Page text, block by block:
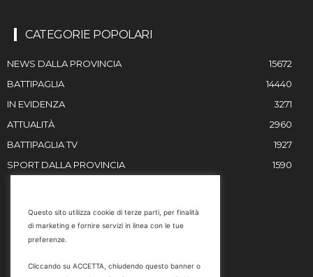
CATEGORIE POPOLARI
NEWS DALLA PROVINCIA
15672
BATTIPAGLIA
14440
IN EVIDENZA
3271
ATTUALITÀ
2960
BATTIPAGLIA TV
1927
SPORT DALLA PROVINCIA
1590
Email
marketing@battipaglia1929.it
Questo sito utilizza cookie di terze parti, per finalità
di marketing e fornire servizi in linea con le tue
preferenze.
Cliccando su ACCETTA, chiudendo questo banner o